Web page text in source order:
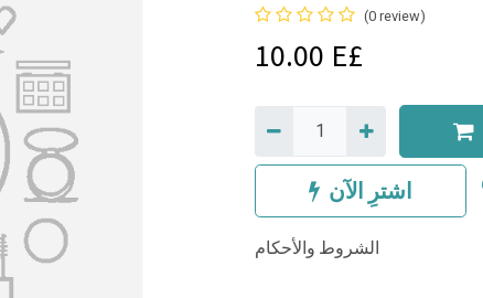
(0 review)
10.00 E£
اشترِ الآن
الشروط والأحكام